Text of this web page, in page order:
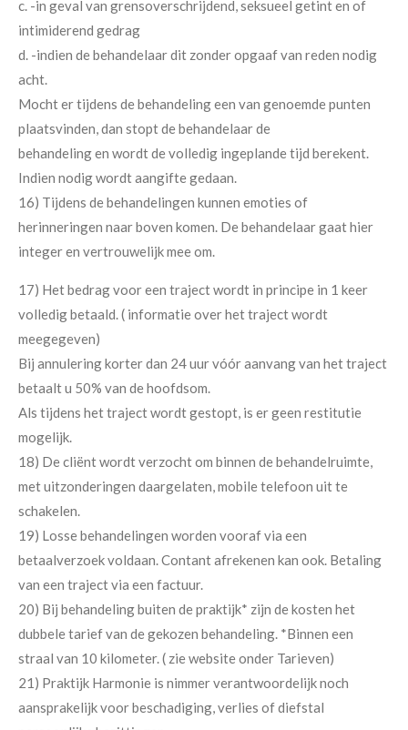
c. -in geval van grensoverschrijdend, seksueel getint en of
intimiderend gedrag
d. -indien de behandelaar dit zonder opgaaf van reden nodig
acht.
Mocht er tijdens de behandeling een van genoemde punten
plaatsvinden, dan stopt de behandelaar de
behandeling en wordt de volledig ingeplande tijd berekent.
Indien nodig wordt aangifte gedaan.
16) Tijdens de behandelingen kunnen emoties of
herinneringen naar boven komen. De behandelaar gaat hier
integer en vertrouwelijk mee om.
17) Het bedrag voor een traject wordt in principe in 1 keer
volledig betaald. ( informatie over het traject wordt
meegegeven)
Bij annulering korter dan 24 uur vóór aanvang van het traject
betaalt u 50% van de hoofdsom.
Als tijdens het traject wordt gestopt, is er geen restitutie
mogelijk.
18) De cliënt wordt verzocht om binnen de behandelruimte,
met uitzonderingen daargelaten, mobile telefoon uit te
schakelen.
19) Losse behandelingen worden vooraf via een
betaalverzoek voldaan. Contant afrekenen kan ook. Betaling
van een traject via een factuur.
20) Bij behandeling buiten de praktijk* zijn de kosten het
dubbele tarief van de gekozen behandeling. *Binnen een
straal van 10 kilometer. ( zie website onder Tarieven)
21) Praktijk Harmonie is nimmer verantwoordelijk noch
aansprakelijk voor beschadiging, verlies of diefstal